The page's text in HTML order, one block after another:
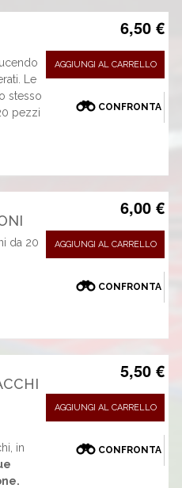
6,50 €
AGGIUNGI AL CARRELLO
CONFRONTA
Le
stesso
pezzi
6,00 €
AGGIUNGI AL CARRELLO
CONFRONTA
da 20
5,50 €
AGGIUNGI AL CARRELLO
CONFRONTA
in